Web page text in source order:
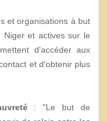
et organisations à but
Niger et actives sur le
d'accéder aux
et d'obtenir plus
: "Le but de